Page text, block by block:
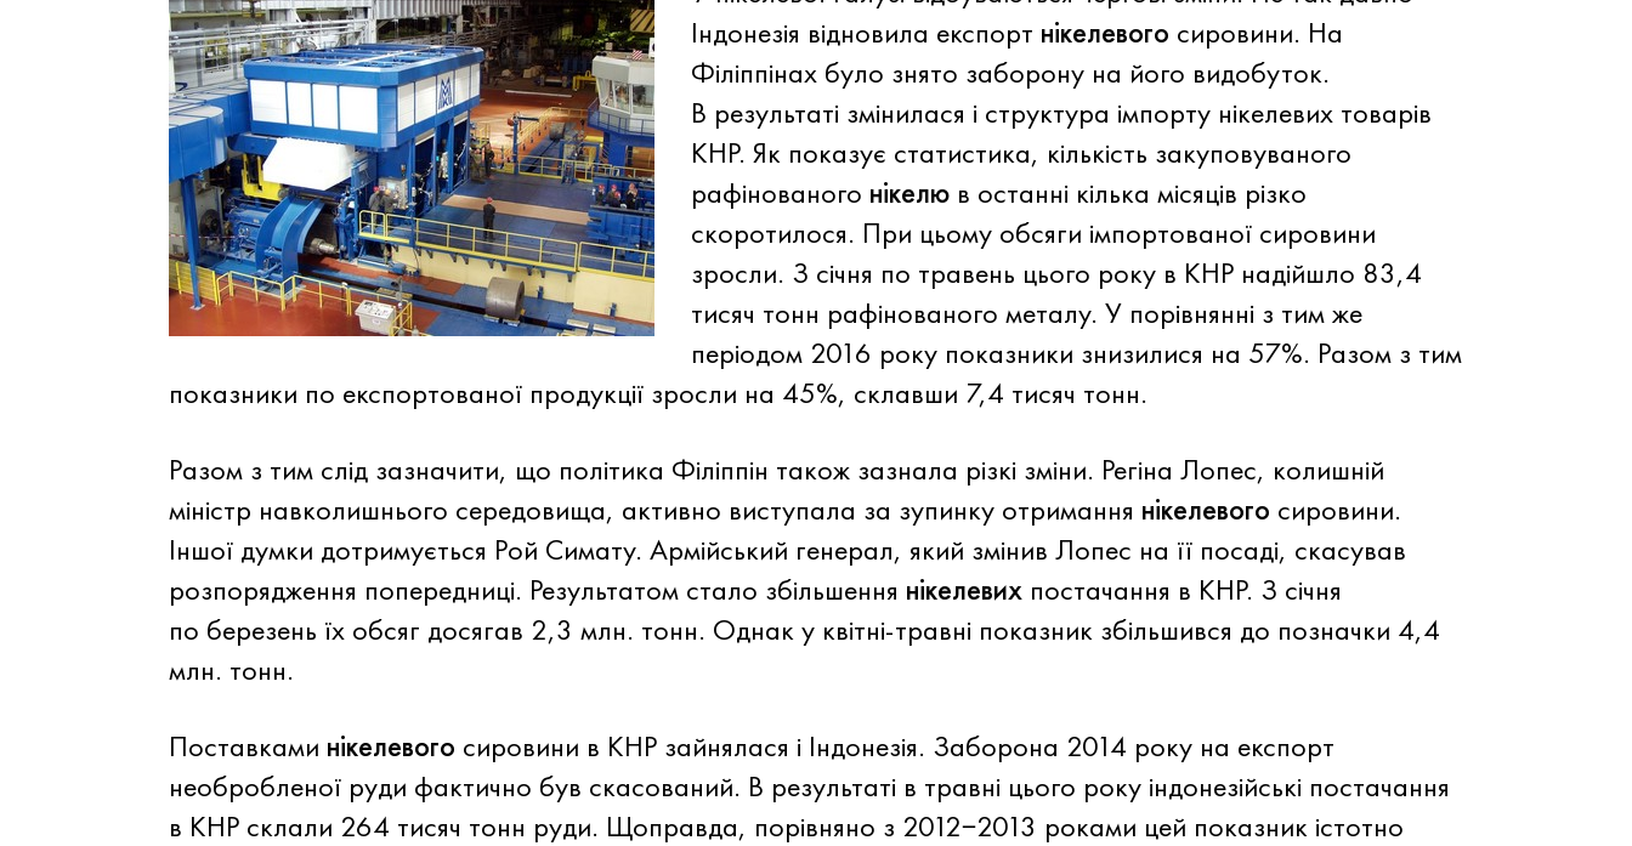
Індонезія відновила експорт нікелевого сировини. На
Філіппінах було знято заборону на його видобуток.
В результаті змінилася і структура імпорту нікелевих товарів
КНР. Як показує статистика, кількість закуповуваного
рафінованого нікелюв останні кілька місяців різко
скоротилося. При цьому обсяги імпортованої сировини
зросли. З січня по травень цього року в КНР надійшло 83,4
тисяч тонн рафінованого металу. У порівнянні з тим же
періодом 2016 року показники знизилися на 57%. Разом з тим
показники по експортованої продукції зросли на 45%, склавши 7,4 тисяч тонн.
Разом з тим слід зазначити, що політика Філіппін також зазнала різкі зміни. Регіна Лопес, колишній
міністр навколишнього середовища, активно виступала за зупинку отримання нікелевого сировини.
Іншої думки дотримується Рой Симату. Армійський генерал, який змінив Лопес на її посаді, скасував
розпорядження попередниці. Результатом стало збільшення нікелевихпостачання в КНР. З січня
по березень їх обсяг досягав 2,3 млн. тонн. Однак у квітні-травні показник збільшився до позначки 4,4
млн. тонн.
Поставками нікелевого сировини в КНР зайнялася і Індонезія. Заборона 2014 року на експорт
необробленої руди фактично був скасований. В результаті в травні цього року індонезійські постачання
в КНР склали 264 тисяч тонн руди. Щоправда, порівняно з 2012−2013 роками цей показник істотно